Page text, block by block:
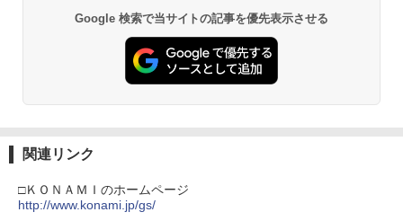
Google 検索で当サイトの記事を優先表示させる
関連リンク
□ＫＯＮＡＭＩのホームページ
http://www.konami.jp/gs/